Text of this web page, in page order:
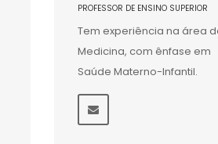
PROFESSOR DE ENSINO SUPERIOR
Tem experiência na área
Medicina, com ênfase em
Saúde Materno-Infantil.